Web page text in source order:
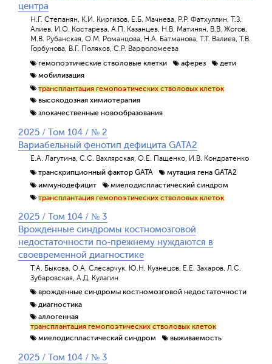
центра
Н.Г. Степанян, К.И. Киргизов, Е.Б. Мачнева, Р.Р. Фатхуллин, Т.З.
Алиев, И.О. Костарева, А.П. Казанцев, Н.В. Матинян, В.В. Жогов,
М.В. Рубанская, О.М. Романцова, Н.А. Батманова, Т.Т. Валиев, Т.В.
Горбунова, В.Г. Поляков, С.Р. Варфоломеева
гемопоэтические стволовые клетки
аферез
дети
мобилизация
трансплантация гемопоэтических стволовых клеток
высокодозная химиотерапия
злокачественные новообразования
2025 / Том 104 / № 2
Вариабельный фенотип дефицита GATA2
Е.А. Лагутина, С.С. Вахлярская, О.Е. Пащенко, И.В. Кондратенко
транскрипционный фактор GATA
мутация гена GATA2
иммунодефицит
миелодиспластический синдром
трансплантация гемопоэтических стволовых клеток
2025 / Том 104 / № 3
Врожденные синдромы костномозговой
недостаточности по-прежнему нуждаются в
своевременной диагностике
Т.А. Быкова, О.А. Слесарчук, Ю.Н. Кузнецов, Е.Е. Захаров, Л.С.
Зубаровская, А.Д. Кулагин
врожденные синдромы костномозговой недостаточности
диагностика
аллогенная
трансплантация гемопоэтических стволовых клеток
миелодиспластический синдром
выживаемость
2025 / Том 104 / № 3